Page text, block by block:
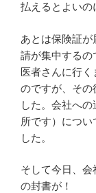
払えるとよいの
あとは保険証
請が集中するの
医者さんに行
のですが、その
した。会社へ
所です）につ
した。
そして今日、
の封書が！